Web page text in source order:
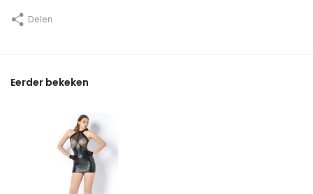
Delen
Eerder bekeken